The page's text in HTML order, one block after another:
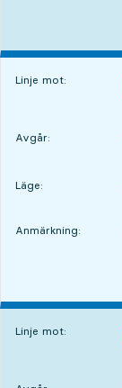
Linje mot:
Avgår:
Läge:
LÄGE,
,
Anmärkning:
Linje mot: